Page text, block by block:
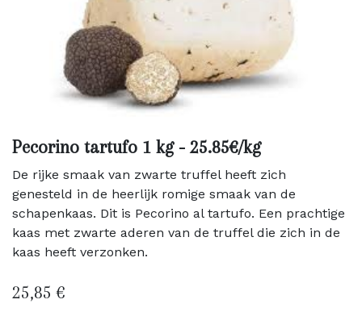
Pecorino tartufo 1 kg - 25.85€/kg
De rijke smaak van zwarte truffel heeft zich
genesteld in de heerlijk romige smaak van de
schapenkaas. Dit is Pecorino al tartufo. Een prachtige
kaas met zwarte aderen van de truffel die zich in de
kaas heeft verzonken.
25,85 €